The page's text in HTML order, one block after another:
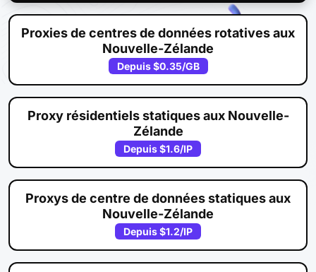
Proxies de centres de données rotatives aux
Nouvelle-Zélande
Depuis$0.35/GB
Proxy résidentiels statiques aux Nouvelle-
Zélande
Depuis$1.6/IP
Proxys de centre de données statiques aux
Nouvelle-Zélande
Depuis$1.2/IP